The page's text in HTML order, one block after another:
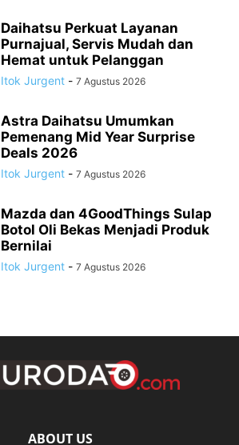
Daihatsu Perkuat Layanan
Purnajual, Servis Mudah dan
Hemat untuk Pelanggan
Itok Jurgent - 7 Agustus 2026
Astra Daihatsu Umumkan
Pemenang Mid Year Surprise
Deals 2026
Itok Jurgent - 7 Agustus 2026
Mazda dan 4GoodThings Sulap
Botol Oli Bekas Menjadi Produk
Bernilai
Itok Jurgent - 7 Agustus 2026
ABOUT US